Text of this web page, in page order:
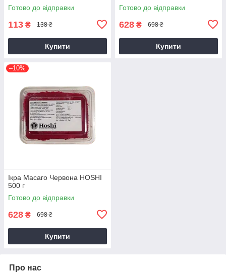
Готово до відправки
113 ₴ 138 ₴
Купити
Готово до відправки
628 ₴ 698 ₴
Купити
–10%
Ікра Масаго Червона HOSHI
500 г
Готово до відправки
628 ₴ 698 ₴
Купити
Про нас